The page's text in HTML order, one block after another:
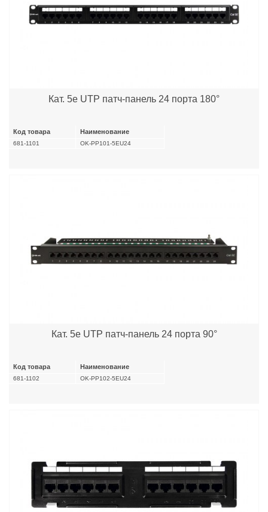
Кат. 5e UTP патч-панель 24 порта 180°
Код товара Наименование
681-1101 OK-PP101-5EU24
Кат. 5e UTP патч-панель 24 порта 90°
Код товара Наименование
681-1102 OK-PP102-5EU24